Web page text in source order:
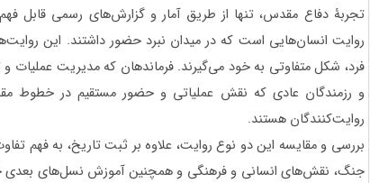
تجربۀ دفاع مقدس، تنها از طریق آمار و گزارش‌های رسمی قابل
روایت انسان‌هایی است که در میدان نبرد حضور داشتند. این
فرد، شکل متفاوتی به خود می‌گیرند. فرماندهان که مدیریت عملیات و
و رزمندگان عادی که نقش عملیاتی و حضور مستقیم در خطوط
روایت‌کنندگان هستند.
بررسی و مقایسه این دو نوع روایت، علاوه بر ثبت تاریخ، به فهم
جنگ، نقش‌های انسانی و فرهنگی و همچنین آموزش نسل‌های بعدی